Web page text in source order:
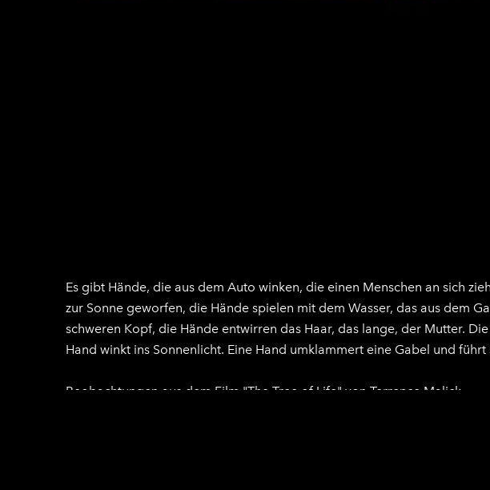
Es gibt Hände, die aus dem Auto winken, die einen Menschen an sich
zur Sonne geworfen, die Hände spielen mit dem Wasser, das aus dem
schweren Kopf, die Hände entwirren das Haar, das lange, der Mutter.
Hand winkt ins Sonnenlicht. Eine Hand umklammert eine Gabel und
Beobachtungen aus dem Film "The Tree of Life" von Terrence Malick